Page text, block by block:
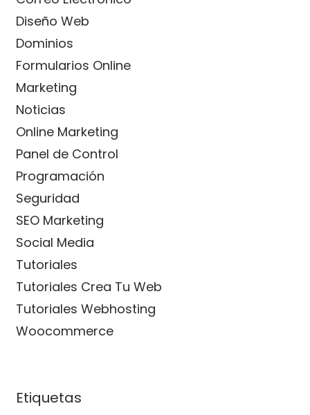
Diseño Web
Dominios
Formularios Online
Marketing
Noticias
Online Marketing
Panel de Control
Programación
Seguridad
SEO Marketing
Social Media
Tutoriales
Tutoriales Crea Tu Web
Tutoriales Webhosting
Woocommerce
Etiquetas